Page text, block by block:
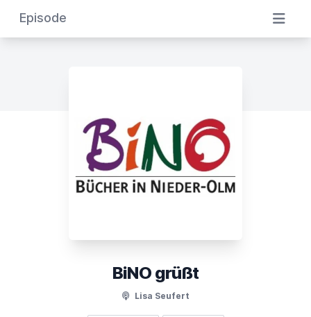
Episode
BiNO grüßt
Lisa Seufert